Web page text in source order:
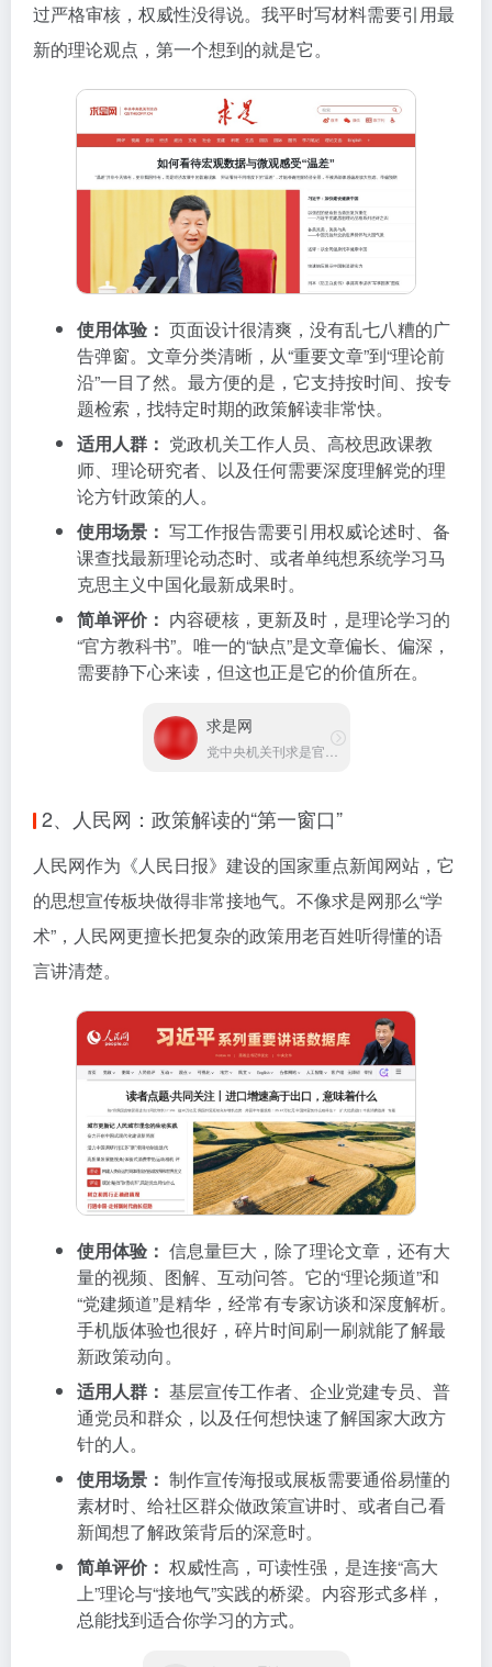
过严格审核，权威性没得说。我平时写材料需要引用最
新的理论观点，第一个想到的就是它。
使用体验： 页面设计很清爽，没有乱七八糟的广
告弹窗。文章分类清晰，从“重要文章”到“理论前
沿”一目了然。最方便的是，它支持按时间、按专
题检索，找特定时期的政策解读非常快。
适用人群： 党政机关工作人员、高校思政课教
师、理论研究者、以及任何需要深度理解党的理
论方针政策的人。
使用场景： 写工作报告需要引用权威论述时、备
课查找最新理论动态时、或者单纯想系统学习马
克思主义中国化最新成果时。
简单评价： 内容硬核，更新及时，是理论学习的
“官方教科书”。唯一的“缺点”是文章偏长、偏深，
需要静下心来读，但这也正是它的价值所在。
求是网
党中央机关刊求是官方网站
2、人民网：政策解读的“第一窗口”
人民网作为《人民日报》建设的国家重点新闻网站，它
的思想宣传板块做得非常接地气。不像求是网那么“学
术”，人民网更擅长把复杂的政策用老百姓听得懂的语
言讲清楚。
使用体验： 信息量巨大，除了理论文章，还有大
量的视频、图解、互动问答。它的“理论频道”和
“党建频道”是精华，经常有专家访谈和深度解析。
手机版体验也很好，碎片时间刷一刷就能了解最
新政策动向。
适用人群： 基层宣传工作者、企业党建专员、普
通党员和群众，以及任何想快速了解国家大政方
针的人。
使用场景： 制作宣传海报或展板需要通俗易懂的
素材时、给社区群众做政策宣讲时、或者自己看
新闻想了解政策背后的深意时。
简单评价： 权威性高，可读性强，是连接“高大
上”理论与“接地气”实践的桥梁。内容形式多样，
总能找到适合你学习的方式。